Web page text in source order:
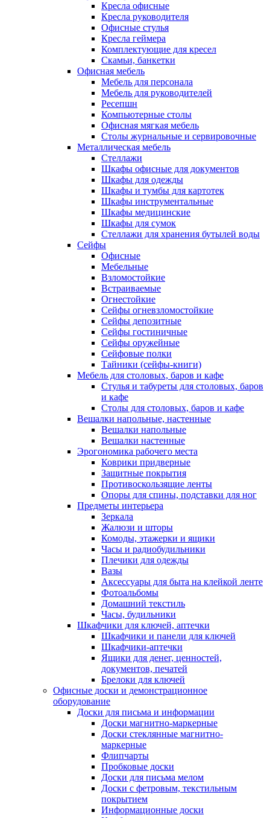
Кресла офисные
Кресла руководителя
Офисные стулья
Кресла геймера
Комплектующие для кресел
Скамьи, банкетки
Офисная мебель
Мебель для персонала
Мебель для руководителей
Ресепшн
Компьютерные столы
Офисная мягкая мебель
Столы журнальные и сервировочные
Металлическая мебель
Стеллажи
Шкафы офисные для документов
Шкафы для одежды
Шкафы и тумбы для картотек
Шкафы инструментальные
Шкафы медицинские
Шкафы для сумок
Стеллажи для хранения бутылей воды
Сейфы
Офисные
Мебельные
Взломостойкие
Встраиваемые
Огнестойкие
Сейфы огневзломостойкие
Сейфы депозитные
Сейфы гостиничные
Сейфы оружейные
Сейфовые полки
Тайники (сейфы-книги)
Мебель для столовых, баров и кафе
Стулья и табуреты для столовых, баров
и кафе
Столы для столовых, баров и кафе
Вешалки напольные, настенные
Вешалки напольные
Вешалки настенные
Эрогономика рабочего места
Коврики придверные
Защитные покрытия
Противоскользящие ленты
Опоры для спины, подставки для ног
Предметы интерьера
Зеркала
Жалюзи и шторы
Комоды, этажерки и ящики
Часы и радиобудильники
Плечики для одежды
Вазы
Аксессуары для быта на клейкой ленте
Фотоальбомы
Домашний текстиль
Часы, будильники
Шкафчики для ключей, аптечки
Шкафчики и панели для ключей
Шкафчики-аптечки
Ящики для денег, ценностей,
документов, печатей
Брелоки для ключей
Офисные доски и демонстрационное
оборудование
Доски для письма и информации
Доски магнитно-маркерные
Доски стеклянные магнитно-
маркерные
Флипчарты
Пробковые доски
Доски для письма мелом
Доски с фетровым, текстильным
покрытием
Информационные доски